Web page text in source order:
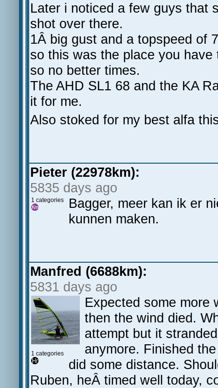
Later i noticed a few guys that
shot over there.
1Â big gust and a topspeed of
so this was the place you
so no better times.
The AHD SL1 68 and the KA
it for me.
Also stoked for my best alfa
Pieter (22978km):
5835 days ago
1 categories
Bagger, meer kan ik er
kunnen maken.
Manfred (6688km):
5831 days ago
1 categories
Expected some more
then the wind died.
attempt but it
anymore. Finished
did some distance.
Ruben, heÂ timed well today,